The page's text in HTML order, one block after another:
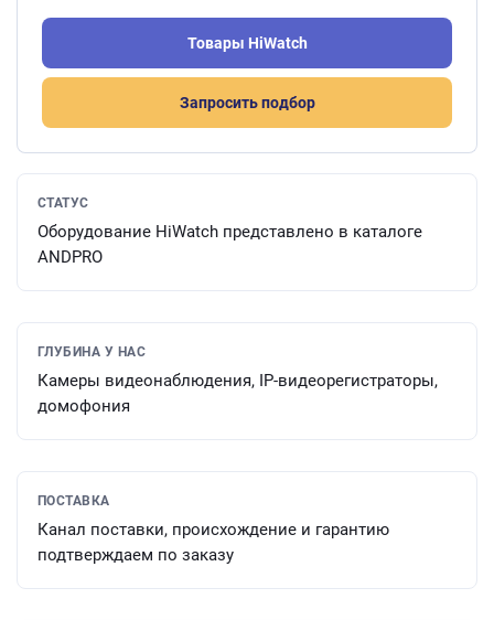
Товары HiWatch
Запросить подбор
СТАТУС
Оборудование HiWatch представлено в каталоге
ANDPRO
ГЛУБИНА У НАС
Камеры видеонаблюдения, IP-видеорегистраторы,
домофония
ПОСТАВКА
Канал поставки, происхождение и гарантию
подтверждаем по заказу